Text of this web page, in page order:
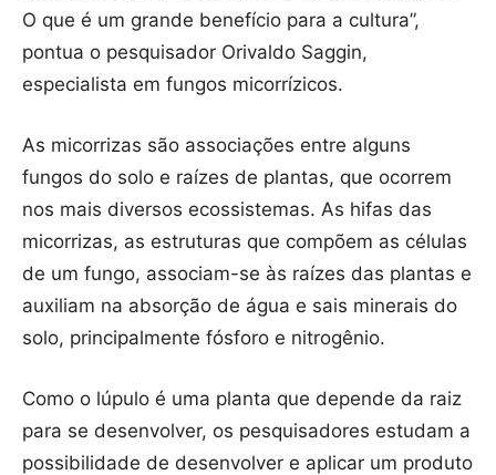
O que é um grande benefício para a cultura”,
pontua o pesquisador Orivaldo Saggin,
especialista em fungos micorrízicos.
As micorrizas são associações entre alguns
fungos do solo e raízes de plantas, que ocorrem
nos mais diversos ecossistemas. As hifas das
micorrizas, as estruturas que compõem as células
de um fungo, associam-se às raízes das plantas e
auxiliam na absorção de água e sais minerais do
solo, principalmente fósforo e nitrogênio.
Como o lúpulo é uma planta que depende da raiz
para se desenvolver, os pesquisadores estudam a
possibilidade de desenvolver e aplicar um produto